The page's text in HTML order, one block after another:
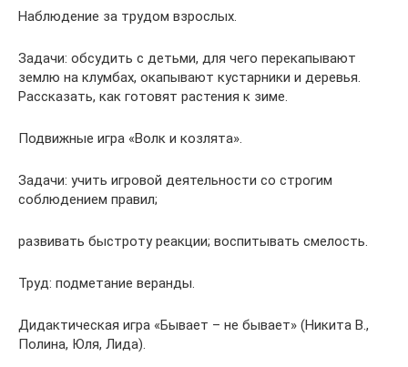
Наблюдение за трудом взрослых.
Задачи: обсудить с детьми, для чего перекапывают
землю на клумбах, окапывают кустарники и деревья.
Рассказать, как готовят растения к зиме.
Подвижные игра «Волк и козлята».
Задачи: учить игровой деятельности со строгим
соблюдением правил;
развивать быстроту реакции; воспитывать смелость.
Труд: подметание веранды.
Дидактическая игра «Бывает – не бывает» (Никита В.,
Полина, Юля, Лида).